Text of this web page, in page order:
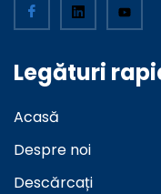
Legături
Acasă
Despre noi
Descărcați